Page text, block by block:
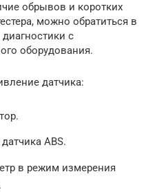
обрывов и коротких
можно обратиться в
с
оборудования.
датчика:
ABS.
в режим измерения